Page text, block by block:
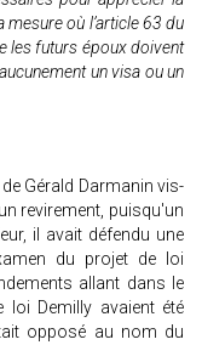
où l’article 63 du
les futurs époux doivent
un visa ou un
Gérald Darmanin vis-
revirement, puisqu'un
il avait défendu une
du projet de loi
allant dans le
loi Demilly avaient été
opposé au nom du